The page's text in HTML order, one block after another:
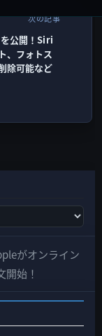
次の記事
公開！Siri
、フォトス
除可能など
がオンライン
開始！